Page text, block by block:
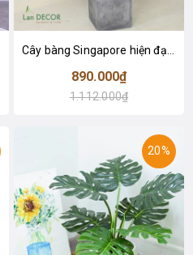
890.000₫
1.112.000₫
20%